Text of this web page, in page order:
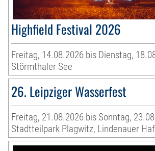
Highfield Festival 2026
Freitag, 14.08.2026 bis Dienstag,
Störmthaler See
26. Leipziger Wasserfest
Freitag, 21.08.2026 bis Sonntag,
Stadtteilpark Plagwitz, Lindenauer